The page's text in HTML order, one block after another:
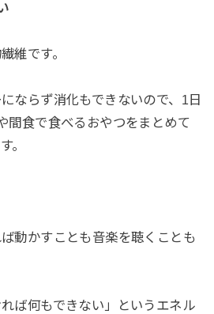
維です。
ならず消化もできないので、1日
間食で食べるおやつをまとめて
。
動かすことも音楽を聴くことも
ば何もできない」というエネル